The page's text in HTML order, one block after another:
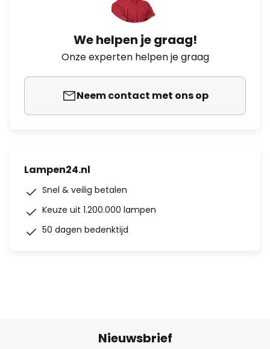
We helpen je graag!
Onze experten helpen je graag
Neem contact met ons op
Lampen24.nl
Snel & veilig betalen
Keuze uit 1.200.000 lampen
50 dagen bedenktijd
Nieuwsbrief